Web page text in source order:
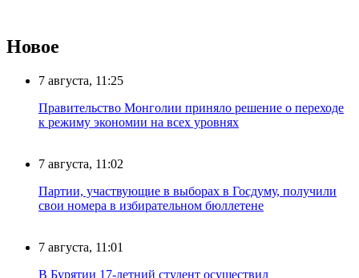
Новое
7 августа, 11:25
Правительство Монголии приняло решение о переходе
к режиму экономии на всех уровнях
7 августа, 11:02
Партии, участвующие в выборах в Госдуму, получили
свои номера в избирательном бюллетене
7 августа, 11:01
В Бурятии 17-летний студент осуществил